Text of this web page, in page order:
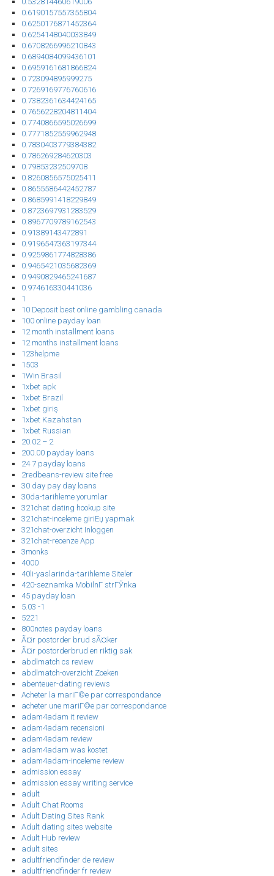
0.6190157557355804
0.6250176871452364
0.6254148040033849
0.6708266996210843
0.6894084099436101
0.6959161681866824
0.723094895999275
0.7269169776760616
0.7382361634424165
0.7656228204811404
0.7740866595026699
0.7771852559962948
0.7830403779384382
0.786269284620303
0.79853232509708
0.8260856575025411
0.8655586442452787
0.8685991418229849
0.8723697931283529
0.8967709789162543
0.91389143472891
0.9196547363197344
0.9259861774828386
0.9465421035682369
0.9490829465241687
0.974616330441036
1
10 Deposit best online gambling canada
100 online payday loan
12 month installment loans
12 months installment loans
123helpme
1503
1Win Brasil
1xbet apk
1xbet Brazil
1xbet giriş
1xbet Kazahstan
1xbet Russian
20.02 – 2
200.00 payday loans
24 7 payday loans
2redbeans-review site free
30 day pay day loans
30da-tarihleme yorumlar
321chat dating hookup site
321chat-inceleme giriЕџ yapmak
321chat-overzicht Inloggen
321chat-recenze App
3monks
4000
40li-yaslarinda-tarihleme Siteler
420-seznamka MobilnГ­ strГЎnka
45 payday loan
5.03 -1
5221
800notes payday loans
Ã¤r postorder brud sÃ¤ker
Ã¤r postorderbrud en riktig sak
abdlmatch cs review
abdlmatch-overzicht Zoeken
abenteuer-dating reviews
Acheter la mariГ©e par correspondance
acheter une mariГ©e par correspondance
adam4adam it review
adam4adam recensioni
adam4adam review
adam4adam was kostet
adam4adam-inceleme review
admission essay
admission essay writing service
adult
Adult Chat Rooms
Adult Dating Sites Rank
Adult dating sites website
Adult Hub review
adult sites
adultfriendfinder de review
adultfriendfinder fr review